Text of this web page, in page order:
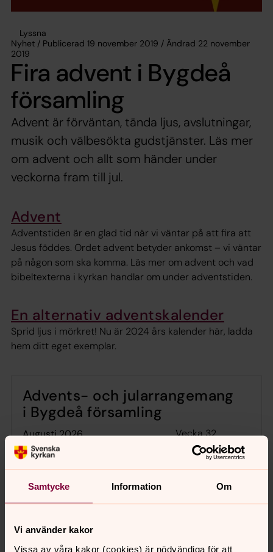
Samtycke Information Om
Vi använder kakor
Vissa av våra kakor (cookies) är nödvändiga för att
Lyssna
Nyhet / Publicerad 19 november 2019 / Ändrad 22 november
2019
Fira advent i Bygdeå
församling
Advent är förväntan, tända ljus, avslutningar,
musik och välbesökta gudstjänster. Läs mer
om advent och allt som händer under
veckorna fram till jul.
Advent
Adventstiden är en glad tid när vi väntar på att fira att
Jesus föddes. Ordet advent betyder ankomst – vi väntar
på någon som ska komma. Läs mer om advent och vad
bibeltexterna i kyrkan handlar om under adventstiden.
En alternativ adventskalender
Sprid ljus i mörkret! Nu är 2024 års kalender här, ladda
hem ditt eget exemplar.
Advents- och jularrangemang
i Bygdeå församling
augusti 2026 Vecka 32
mån tis
4
ons tor
6
fre
7
lör sön
Inga händelser i dag.